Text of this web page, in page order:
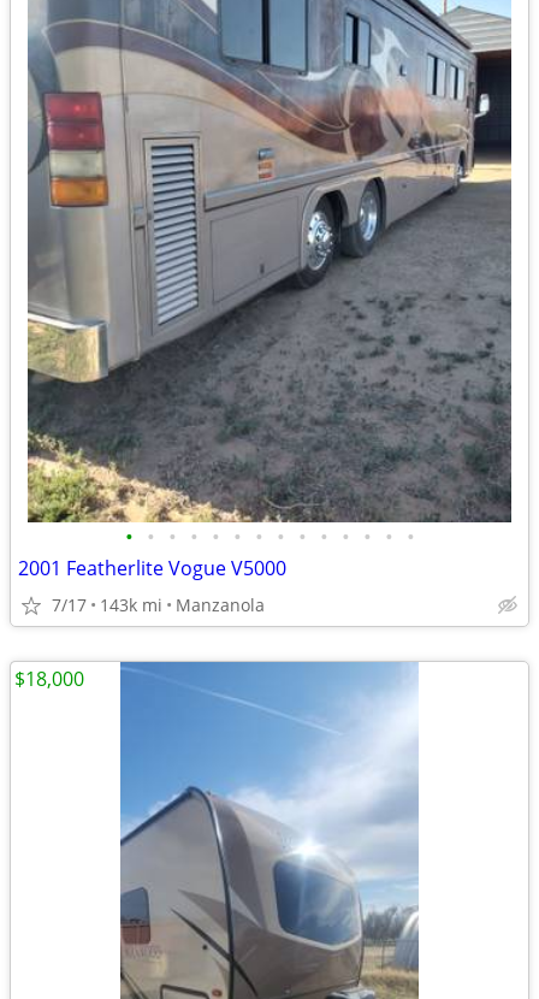
• • • • • • • • • • • • • •
2001 Featherlite Vogue V5000
7/17 143k mi Manzanola
$18,000